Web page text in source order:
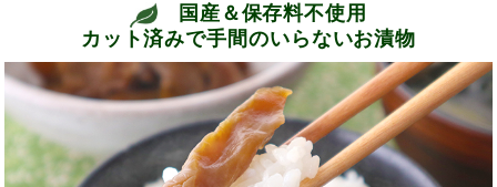
国産＆保存料不使用
カット済みで手間のいらないお漬物